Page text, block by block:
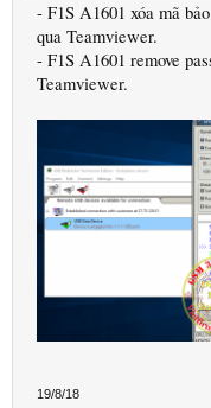
- F1S A1601 xóa mã
qua Teamviewer.
- F1S A1601 remove
Teamviewer.
19/8/18